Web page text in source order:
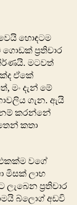
හොඳටම
ප්‍රතිචාර
මටවත්
ඒකේ
දැන් මේ
ගැන. ඇයි
කරන්නේ
කතා
වගේ
මිසක් ලාභ
ප්‍රතිචාර
බ්ලොග් අඩවි